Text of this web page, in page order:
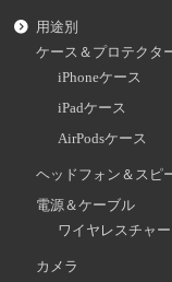
用途別
ケース＆プロテクタ
iPhoneケース
iPadケース
AirPodsケース
ヘッドフォン＆スピ
電源＆ケーブル
ワイヤレスチャ
カメラ